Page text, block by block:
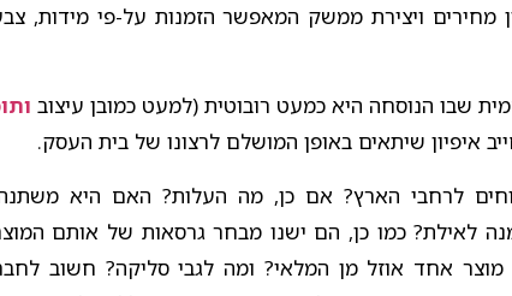
מחירים ויצירת ממשק המאפשר הזמנות על-פי מידות,
שבו הנוסחה היא כמעט רובוטית (למעט כמובן עיצוב
איפיון שיתאים באופן המושלם לרצונו של בית העסק.
לרחבי הארץ? אם כן, מה העלות? האם היא משתנה
לאילת? כמו כן, הם ישנו מבחר גרסאות של אותם
אחד אוזל מן המלאי? ומה לגבי סליקה? חשוב